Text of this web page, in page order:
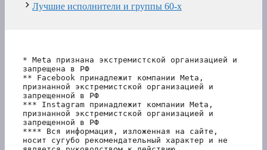
Лучшие исполнители и группы 60-х
* Meta признана экстремистской организацией и
запрещена в РФ
** Facebook принадлежит компании Meta,
признанной экстремистской организацией и
запрещенной в РФ
*** Instagram принадлежит компании Meta,
признанной экстремистской организацией и
запрещенной в РФ
**** Вся информация, изложенная на сайте,
носит сугубо рекомендательный характер и не